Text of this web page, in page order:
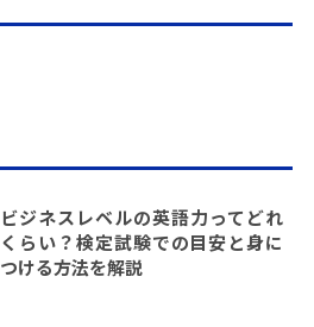
ビジネスレベルの英語力ってどれ
くらい？検定試験での目安と身に
つける方法を解説